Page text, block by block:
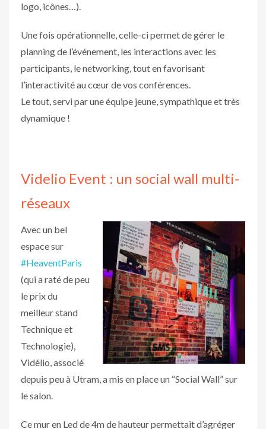
logo, icônes…).
Une fois opérationnelle, celle-ci permet de gérer le
planning de l’événement, les interactions avec les
participants, le networking, tout en favorisant
l’interactivité au cœur de vos conférences.
Le tout, servi par une équipe jeune, sympathique et très
dynamique !
Videlio Event : un social wall multi-
réseaux
Avec un bel
espace sur
#HeaventParis
(qui a raté de peu
le prix du
meilleur stand
Technique et
Technologie),
Vidélio, associé
depuis peu à Utram, a mis en place un “Social Wall” sur
le salon.
Ce mur en Led de 4m de hauteur permettait d’agréger